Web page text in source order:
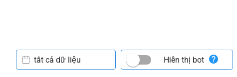
tất cả dữ liệu Hiển thị bot